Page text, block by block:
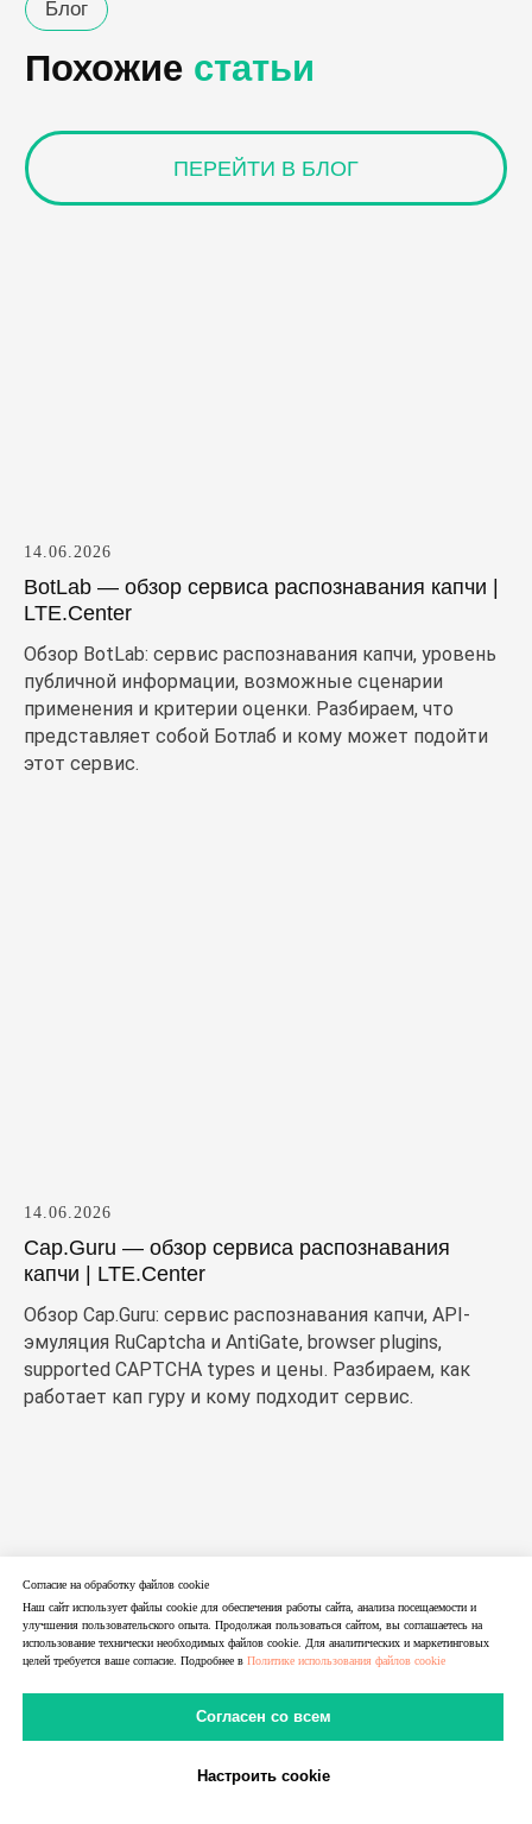
14.06.2026
BotLab — обзор сервиса распознавания капчи |
LTE.Center
Обзор BotLab: сервис распознавания капчи, уровень
публичной информации, возможные сценарии
применения и критерии оценки. Разбираем, что
представляет собой Ботлаб и кому может подойти
этот сервис.
14.06.2026
Cap.Guru — обзор сервиса распознавания
капчи | LTE.Center
Обзор Cap.Guru: сервис распознавания капчи, API-
эмуляция RuCaptcha и AntiGate, browser plugins,
supported CAPTCHA types и цены. Разбираем, как
работает кап гуру и кому подходит сервис.
Согласие на обработку файлов cookie
Наш сайт использует файлы cookie для обеспечения работы сайта, анализа посещаемости и
улучшения пользовательского опыта. Продолжая пользоваться сайтом, вы соглашаетесь на
использование технически необходимых файлов cookie. Для аналитических и маркетинговых
целей требуется ваше согласие. Подробнее в Политике использования файлов cookie
Согласен со всем
Настроить cookie